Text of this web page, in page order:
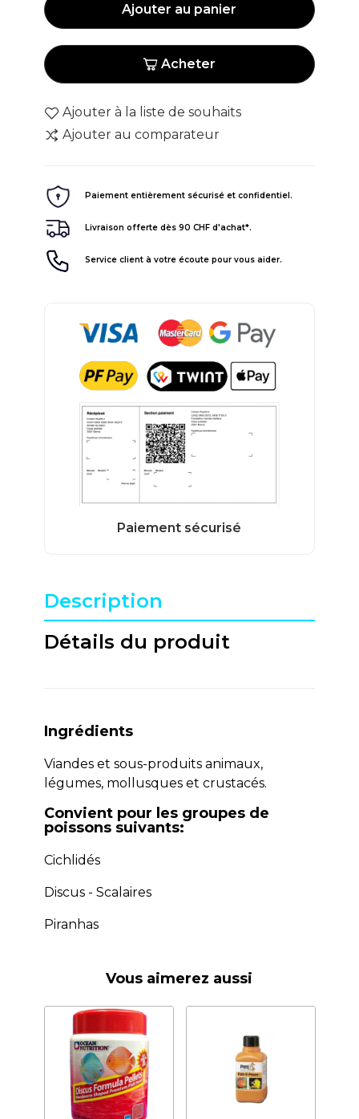
Ajouter au panier
Acheter
Ajouter à la liste de souhaits
Ajouter au comparateur
Paiement entièrement sécurisé et confidentiel.
Livraison offerte dès 90 CHF d'achat*.
Service client à votre écoute pour vous aider.
Description
Détails du produit
Ingrédients
Viandes et sous-produits animaux,
légumes, mollusques et crustacés.
Convient pour les groupes de
poissons suivants:
Cichlidés
Discus - Scalaires
Piranhas
Vous aimerez aussi